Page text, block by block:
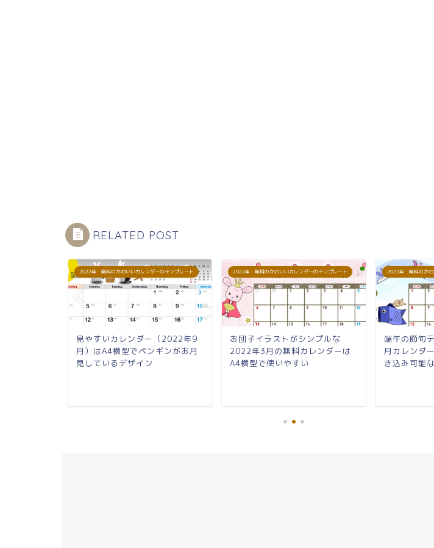
RELATED POST
2022年・無料のかわいいカレンダーのテンプレート
見やすいカレンダー（2022年9
月）はA4横型でペンギンがお月
見しているデザイン
2022年・無料のかわいいカレンダーのテンプレート
お団子イラストがシンプルな
2022年3月の無料カレンダーは
A4横型で使いやすい
2022年・無料のか
端午の節句
月カレンダ
き込み可能